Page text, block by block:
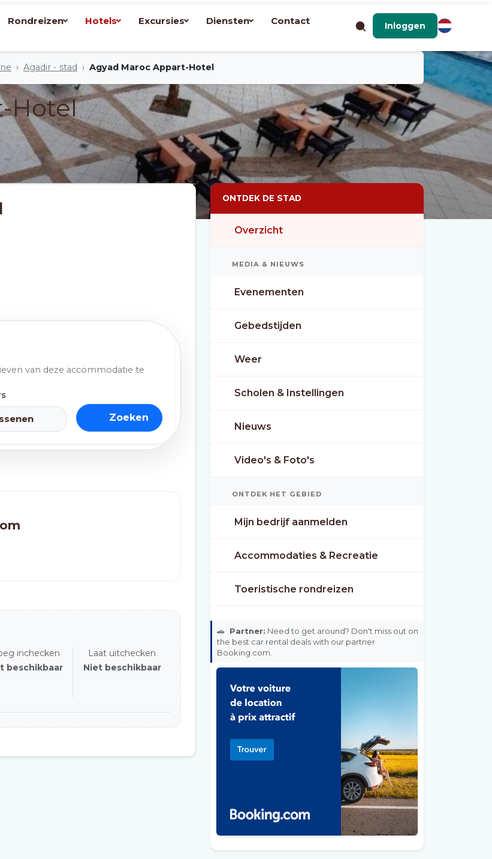
Rondreizen Hotels Excursies Diensten Contact Inloggen
Agadir - stad Agyad Maroc Appart-Hotel
Hotel
van deze accommodatie te
Zoeken
inchecken
beschikbaar
Laat uitchecken
Niet beschikbaar
Mijn zoekopdracht wijzigen
ONTDEK DE STAD
Overzicht
MEDIA & NIEUWS
Evenementen
Gebedstijden
Weer
Scholen & Instellingen
Nieuws
Video's & Foto's
ONTDEK HET GEBIED
Mijn bedrijf aanmelden
Accommodaties & Recreatie
Toeristische rondreizen
🚗 Partner: Need to get around? Don't miss out on
the best car rental deals with our partner
Booking.com.